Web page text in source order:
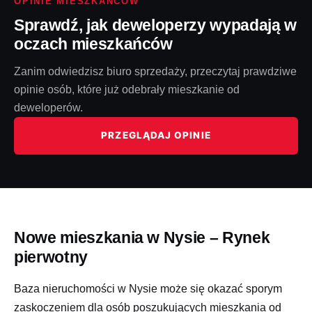
Sprawdź, jak deweloperzy wypadają w
oczach mieszkańców
Zanim odwiedzisz biuro sprzedaży, przeczytaj prawdziwe
opinie osób, które już odebrały mieszkanie od
deweloperów.
PRZEGLĄDAJ OPINIE
Nowe mieszkania w Nysie – Rynek
pierwotny
Baza nieruchomości w Nysie może się okazać sporym
zaskoczeniem dla osób poszukujących mieszkania od